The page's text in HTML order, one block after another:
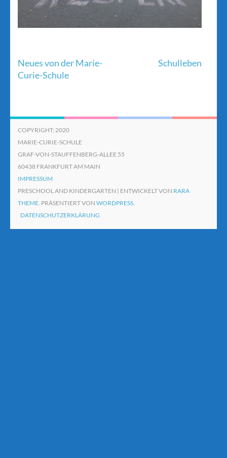
Beitragsnavigation
Neues von der Marie-
Curie-Schule
Schulleben
COPYRIGHT: 2020
MARIE-CURIE-SCHULE
GRAF-VON-STAUFFENBERG-ALLEE 55
60438 FRANKFURT AM MAIN
IMPRESSUM
PRESCHOOL AND KINDERGARTEN | ENTWICKELT VON RARA
THEME. PRÄSENTIERT VON WORDPRESS.
DATENSCHUTZERKLÄRUNG